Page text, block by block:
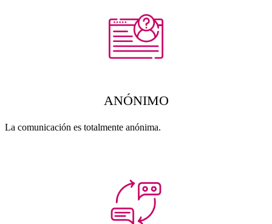
ANÓNIMO
La comunicación es totalmente anónima.